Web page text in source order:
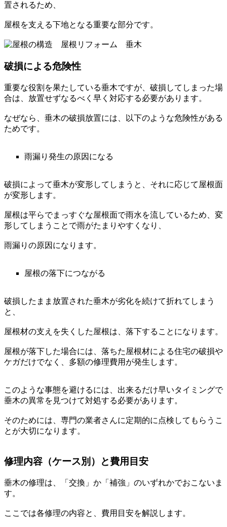
置されるため、
屋根を支える下地となる重要な部分です。
破損による危険性
重要な役割を果たしている垂木ですが、破損してしまった場
合は、放置せずなるべく早く対応する必要があります。
なぜなら、垂木の破損放置には、以下のような危険性がある
ためです。
雨漏り発生の原因になる
破損によって垂木が変形してしまうと、それに応じて屋根面
が変形します。
屋根は平らでまっすぐな屋根面で雨水を流しているため、変
形してしまうことで雨がたまりやすくなり、
雨漏りの原因になります。
屋根の落下につながる
破損したまま放置された垂木が劣化を続けて折れてしまう
と、
屋根材の支えを失くした屋根は、落下することになります。
屋根が落下した場合には、落ちた屋根材による住宅の破損や
ケガだけでなく、多額の修理費用が発生します。
このような事態を避けるには、出来るだけ早いタイミングで
垂木の異常を見つけて対処する必要があります。
そのためには、専門の業者さんに定期的に点検してもらうこ
とが大切になります。
修理内容（ケース別）と費用目安
垂木の修理は、「交換」か「補強」のいずれかでおこないま
す。
ここでは各修理の内容と、費用目安を解説します。